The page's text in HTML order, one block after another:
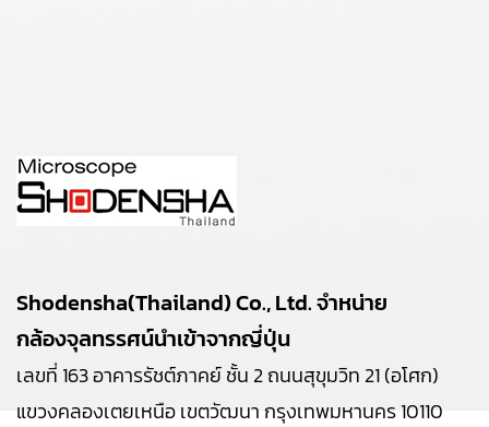
Shodensha(Thailand) Co., Ltd. จำหน่าย
กล้องจุลทรรศน์นำเข้าจากญี่ปุ่น
เลขที่ 163 อาคารรัชต์ภาคย์ ชั้น 2 ถนนสุขุมวิท 21 (อโศก)
แขวงคลองเตยเหนือ เขตวัฒนา กรุงเทพมหานคร 10110